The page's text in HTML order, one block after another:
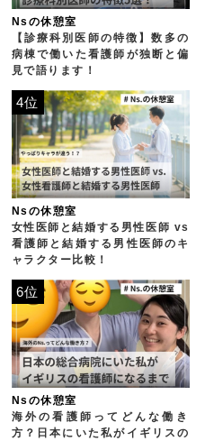
Nsの休憩室
【診療科別医師の特徴】数多の
病棟で働いた看護師が独断と偏
見で語ります！
Nsの休憩室
女性医師と結婚する男性医師 vs
看護師と結婚する男性医師のキ
ャラクター比較！
4位
Nsの休憩室
海外の看護師ってどんな働き
方？日本にいた私がイギリスの
6位